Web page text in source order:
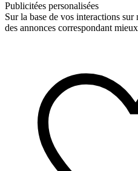
Publicitées personalisées
Sur la base de vos interactions
des annonces correspondant